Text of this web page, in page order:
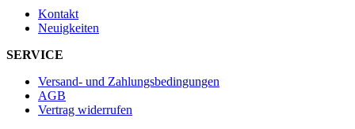
Kontakt
Neuigkeiten
SERVICE
Versand- und Zahlungsbedingungen
AGB
Vertrag widerrufen